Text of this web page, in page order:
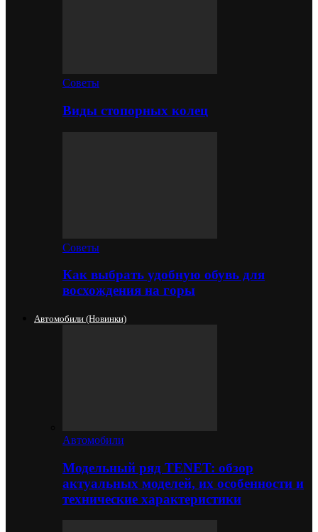
Советы
Виды стопорных колец
Советы
Как выбрать удобную обувь для
восхождения на горы
Автомобили (новинки)
Автомобили
Модельный ряд TENET: обзор
актуальных моделей, их особенности и
технические характеристики